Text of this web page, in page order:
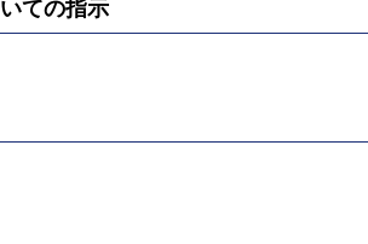
ての指示